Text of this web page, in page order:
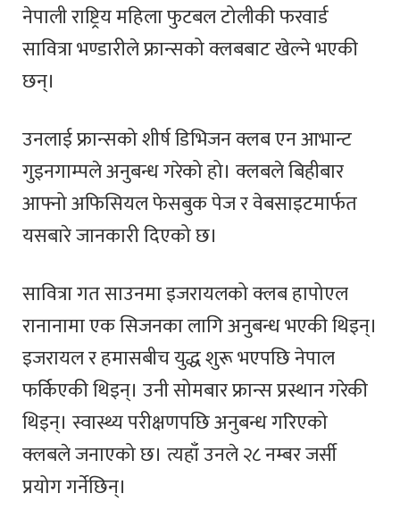
नेपाली राष्ट्रिय महिला फुटबल टोलीकी फरवार्ड
सावित्रा भण्डारीले फ्रान्सको क्लबबाट खेल्ने भएकी
छन्।
उनलाई फ्रान्सको शीर्ष डिभिजन क्लब एन आभान्ट
गुइनगाम्पले अनुबन्ध गरेको हो। क्लबले बिहीबार
आफ्नो अफिसियल फेसबुक पेज र वेबसाइटमार्फत
यसबारे जानकारी दिएको छ।
सावित्रा गत साउनमा इजरायलको क्लब हापोएल
रानानामा एक सिजनका लागि अनुबन्ध भएकी थिइन्।
इजरायल र हमासबीच युद्ध शुरू भएपछि नेपाल
फर्किएकी थिइन्। उनी सोमबार फ्रान्स प्रस्थान गरेकी
थिइन्। स्वास्थ्य परीक्षणपछि अनुबन्ध गरिएको
क्लबले जनाएको छ। त्यहाँ उनले २८ नम्बर जर्सी
प्रयोग गर्नेछिन्।